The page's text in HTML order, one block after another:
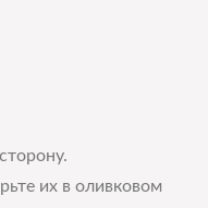
их в оливковом